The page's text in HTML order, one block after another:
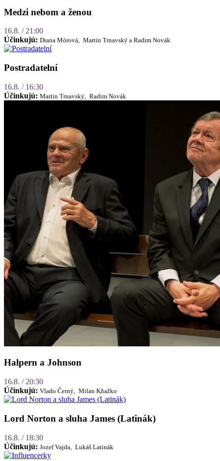
Medzi nebom a ženou
16.8. / 21:00
Účinkujú: Diana Mórová, Martin Trnavský a Radim Novák
Postradatelní
16.8. / 16:30
Účinkujú: Martin Trnavský, Radim Novák
Halpern a Johnson
16.8. / 20:30
Účinkujú: Vlado Černý, Milan Kňažko
Lord Norton a sluha James (Latinák)
16.8. / 18:30
Účinkujú: Jozef Vajda, Lukáš Latinák